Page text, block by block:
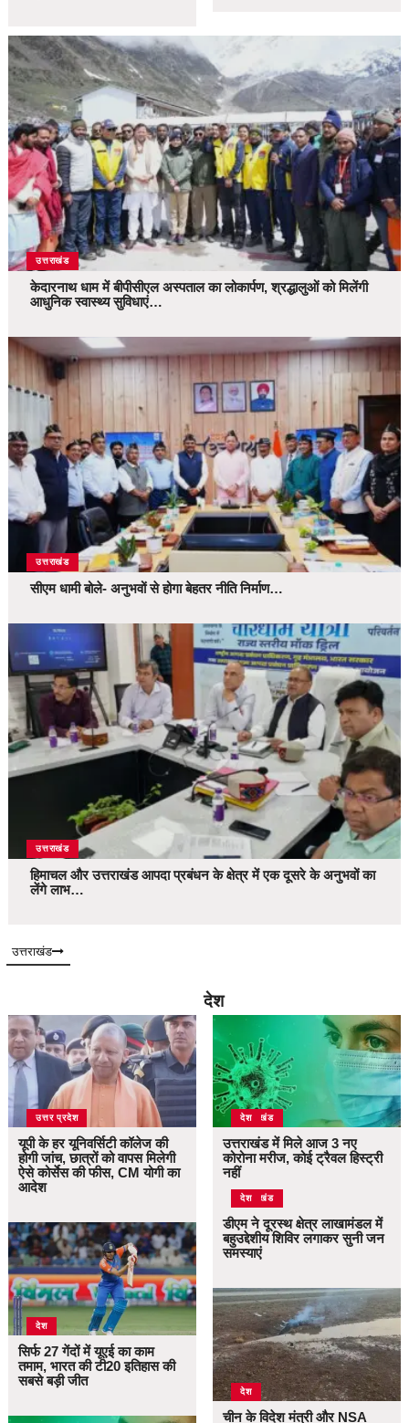
उत्तराखंड
केदारनाथ धाम में बीपीसीएल अस्पताल का लोकार्पण, श्रद्धालुओं को मिलेंगी
आधुनिक स्वास्थ्य सुविधाएं…
उत्तराखंड
सीएम धामी बोले- अनुभवों से होगा बेहतर नीति निर्माण…
उत्तराखंड
हिमाचल और उत्तराखंड आपदा प्रबंधन के क्षेत्र में एक दूसरे के अनुभवों का
लेंगे लाभ…
उत्तराखंड
देश
उत्तर प्रदेश
यूपी के हर यूनिवर्सिटी कॉलेज की
होगी जांच, छात्रों को वापस मिलेगी
ऐसे कोर्सेस की फीस, CM योगी का
आदेश
देश
सिर्फ 27 गेंदों में यूएई का काम
तमाम, भारत की टी20 इतिहास की
सबसे बड़ी जीत
उत्तराखंड
देश
उत्तराखंड में मिले आज 3 नए
कोरोना मरीज, कोई ट्रैवल हिस्ट्री
नहीं
उत्तराखंड
देश
डीएम ने दूरस्थ क्षेत्र लाखामंडल में
बहुउद्देशीय शिविर लगाकर सुनी जन
समस्याएं
देश
चीन के विदेश मंत्री और NSA